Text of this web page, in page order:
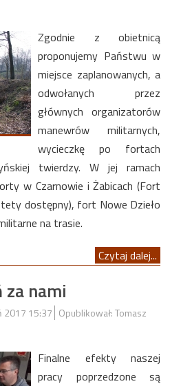
Zgodnie z obietnicą
proponujemy Państwu w
miejsce zaplanowanych, a
odwołanych przez
głównych organizatorów
manewrów militarnych,
wycieczkę po fortach
twierdzy. W jej ramach
w Czarnowie i Żabicach (Fort
dostępny), fort Nowe Dzieło
na trasie.
Czytaj dalej...
za nami
2017 15:37 Opublikował: Tomasz
Finalne efekty naszej
pracy poprzedzone są